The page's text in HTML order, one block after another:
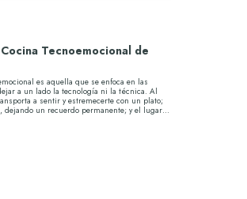
Tecnoemocional de
es aquella que se enfoca en las
a un lado la tecnología ni la técnica. Al
a sentir y estremecerte con un plato;
dejando un recuerdo permanente; y el lugar